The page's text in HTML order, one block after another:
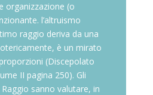
organizzazione (o
l’altruismo
raggio deriva da una
è un mirato
(Discepolato
II pagina 250). Gli
sanno valutare, in